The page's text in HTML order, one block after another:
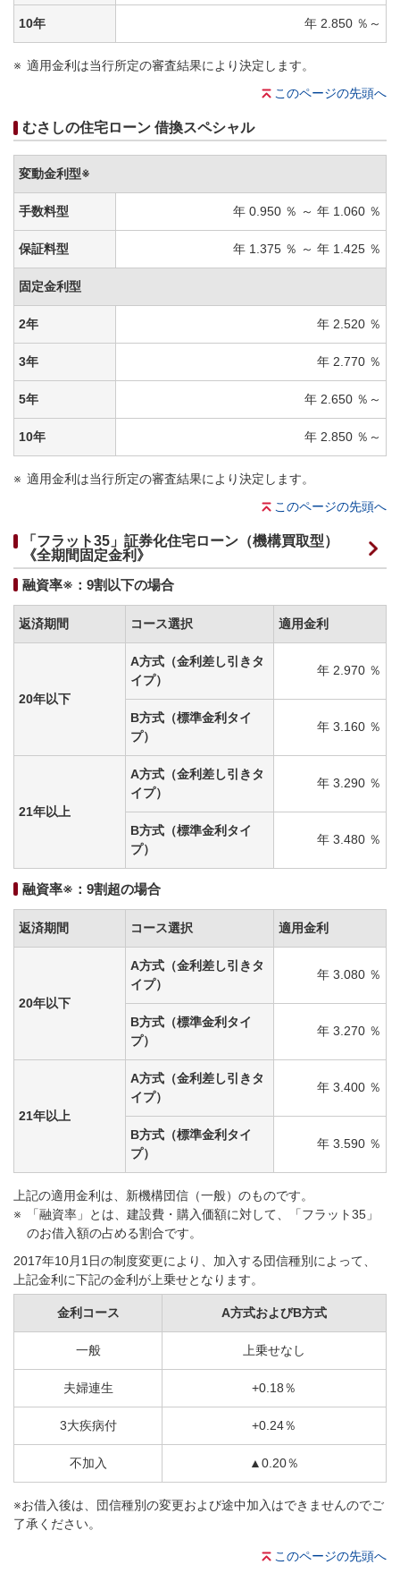
10年 年 2.850 ％～
適用金利は当行所定の審査結果により決定します。
このページの先頭へ
むさしの住宅ローン 借換スペシャル
変動金利型※
手数料型 年 0.950 ％ ～ 年 1.060 ％
保証料型 年 1.375 ％ ～ 年 1.425 ％
固定金利型
2年 年 2.520 ％
3年 年 2.770 ％
5年 年 2.650 ％～
10年 年 2.850 ％～
適用金利は当行所定の審査結果により決定します。
このページの先頭へ
「フラット35」証券化住宅ローン（機構買取型）
《全期間固定金利》
融資率※：9割以下の場合
返済期間 コース選択 適用金利
20年以下
A方式（金利差し引きタ
イプ）
年 2.970 ％
B方式（標準金利タイ
プ）
年 3.160 ％
21年以上
A方式（金利差し引きタ
イプ）
年 3.290 ％
B方式（標準金利タイ
プ）
年 3.480 ％
融資率※：9割超の場合
返済期間 コース選択 適用金利
20年以下
A方式（金利差し引きタ
イプ）
年 3.080 ％
B方式（標準金利タイ
プ）
年 3.270 ％
21年以上
A方式（金利差し引きタ
イプ）
年 3.400 ％
B方式（標準金利タイ
プ）
年 3.590 ％
上記の適用金利は、新機構団信（一般）のものです。
「融資率」とは、建設費・購入価額に対して、「フラット35」
のお借入額の占める割合です。
2017年10月1日の制度変更により、加入する団信種別によって、
上記金利に下記の金利が上乗せとなります。
金利コース A方式およびB方式
一般 上乗せなし
夫婦連生 +0.18％
3大疾病付 +0.24％
不加入 ▲0.20％
※お借入後は、団信種別の変更および途中加入はできませんのでご
了承ください。
このページの先頭へ